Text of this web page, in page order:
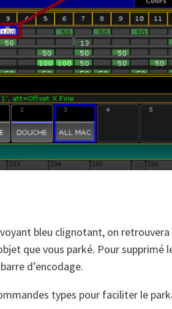
bleu clignotant, on
que vous parké. Pour supprimé
d’encodage.
types pour faciliter le